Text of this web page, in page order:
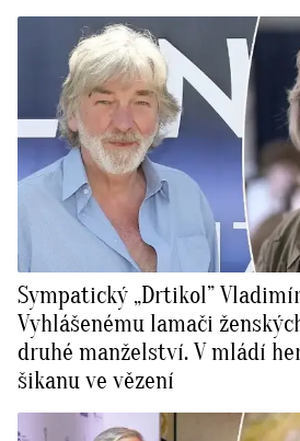
Sympatický „Drtikol”
Vyhlášenému lamači
druhé manželství. V mládí
šikanu ve vězení